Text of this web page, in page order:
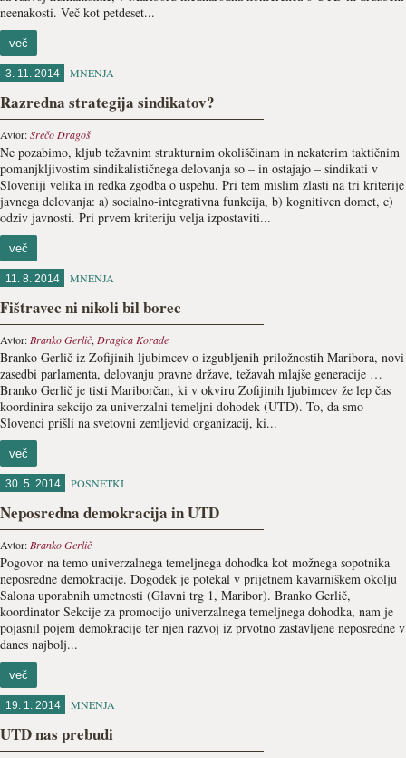
neenakosti. Več kot petdeset...
več
3. 11. 2014 MNENJA
Razredna strategija sindikatov?
Avtor:Srečo Dragoš
Ne pozabimo, kljub težavnim strukturnim okoliščinam in nekaterim taktičnim
pomanjkljivostim sindikalističnega delovanja so – in ostajajo – sindikati v
Sloveniji velika in redka zgodba o uspehu. Pri tem mislim zlasti na tri kriterije
javnega delovanja: a) socialno-integrativna funkcija, b) kognitiven domet, c)
odziv javnosti. Pri prvem kriteriju velja izpostaviti...
več
11. 8. 2014 MNENJA
Fištravec ni nikoli bil borec
Avtor: Branko Gerlič, Dragica Korade
Branko Gerlič iz Zofijinih ljubimcev o izgubljenih priložnostih Maribora, novi
zasedbi parlamenta, delovanju pravne države, težavah mlajše generacije …
Branko Gerlič je tisti Mariborčan, ki v okviru Zofijinih ljubimcev že lep čas
koordinira sekcijo za univerzalni temeljni dohodek (UTD). To, da smo
Slovenci prišli na svetovni zemljevid organizacij, ki...
več
30. 5. 2014 POSNETKI
Neposredna demokracija in UTD
Avtor: Branko Gerlič
Pogovor na temo univerzalnega temeljnega dohodka kot možnega sopotnika
neposredne demokracije. Dogodek je potekal v prijetnem kavarniškem okolju
Salona uporabnih umetnosti (Glavni trg 1, Maribor). Branko Gerlič,
koordinator Sekcije za promocijo univerzalnega temeljnega dohodka, nam je
pojasnil pojem demokracije ter njen razvoj iz prvotno zastavljene neposredne v
danes najbolj...
več
19. 1. 2014 MNENJA
UTD nas prebudi